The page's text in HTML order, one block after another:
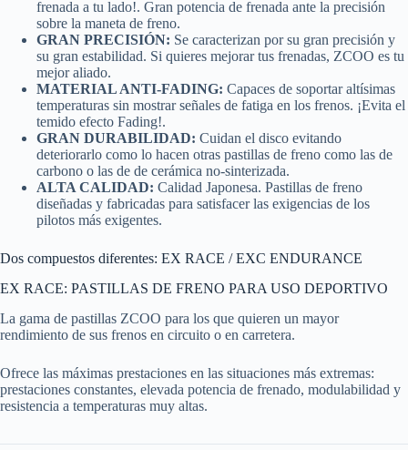
frenada a tu lado!. Gran potencia de frenada ante la precisión
sobre la maneta de freno.
GRAN PRECISIÓN: Se caracterizan por su gran precisión y
su gran estabilidad. Si quieres mejorar tus frenadas, ZCOO es tu
mejor aliado.
MATERIAL ANTI-FADING: Capaces de soportar altísimas
temperaturas sin mostrar señales de fatiga en los frenos. ¡Evita el
temido efecto Fading!.
GRAN DURABILIDAD: Cuidan el disco evitando
deteriorarlo como lo hacen otras pastillas de freno como las de
carbono o las de de cerámica no-sinterizada.
ALTA CALIDAD: Calidad Japonesa. Pastillas de freno
diseñadas y fabricadas para satisfacer las exigencias de los
pilotos más exigentes.
Dos compuestos diferentes: EX RACE / EXC ENDURANCE
EX RACE: PASTILLAS DE FRENO PARA USO DEPORTIVO
La gama de pastillas ZCOO para los que quieren un mayor
rendimiento de sus frenos en circuito o en carretera.
Ofrece las máximas prestaciones en las situaciones más extremas:
prestaciones constantes, elevada potencia de frenado, modulabilidad y
resistencia a temperaturas muy altas.